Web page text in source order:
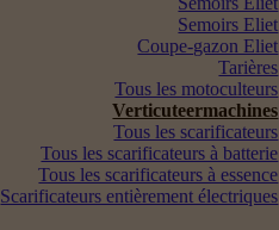
Semoirs Eliet
Coupe-gazon Eliet
Tarières
Tous les motoculteurs
Verticuteermachines
Tous les scarificateurs
Tous les scarificateurs à batterie
Tous les scarificateurs à essence
Scarificateurs entièrement électriques